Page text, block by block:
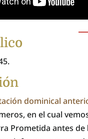
dominical
en el cual
Prometida antes